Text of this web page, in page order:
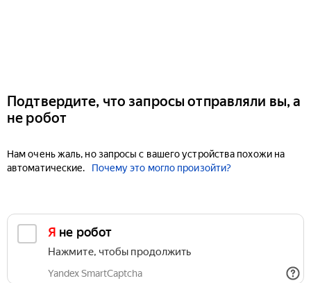
Подтвердите, что запросы отправляли вы, а
не робот
Нам очень жаль, но запросы с вашего устройства похожи на
автоматические.
Почему это могло произойти?
Я не робот
Нажмите, чтобы продолжить
Yandex SmartCaptcha